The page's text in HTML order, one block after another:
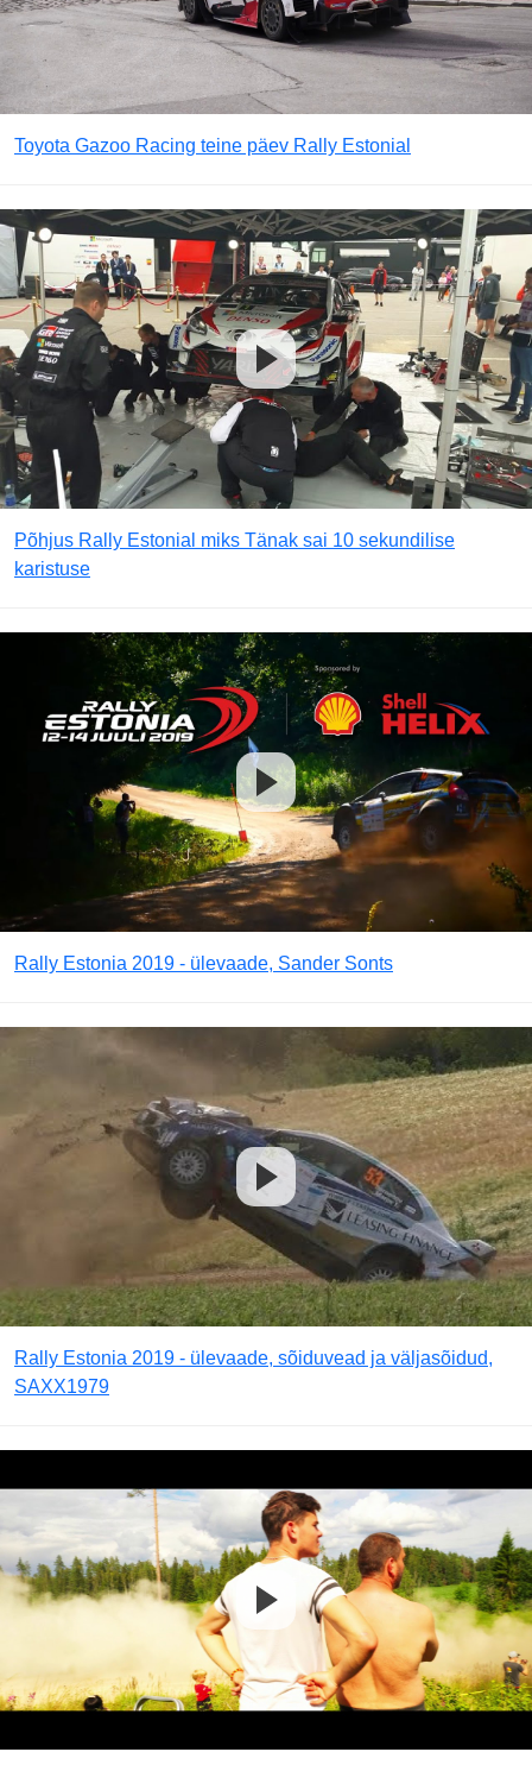
Toyota Gazoo Racing teine päev Rally Estonial
Põhjus Rally Estonial miks Tänak sai 10 sekundilise
karistuse
Rally Estonia 2019 - ülevaade, Sander Sonts
Rally Estonia 2019 - ülevaade, sõiduvead ja väljasõidud,
SAXX1979